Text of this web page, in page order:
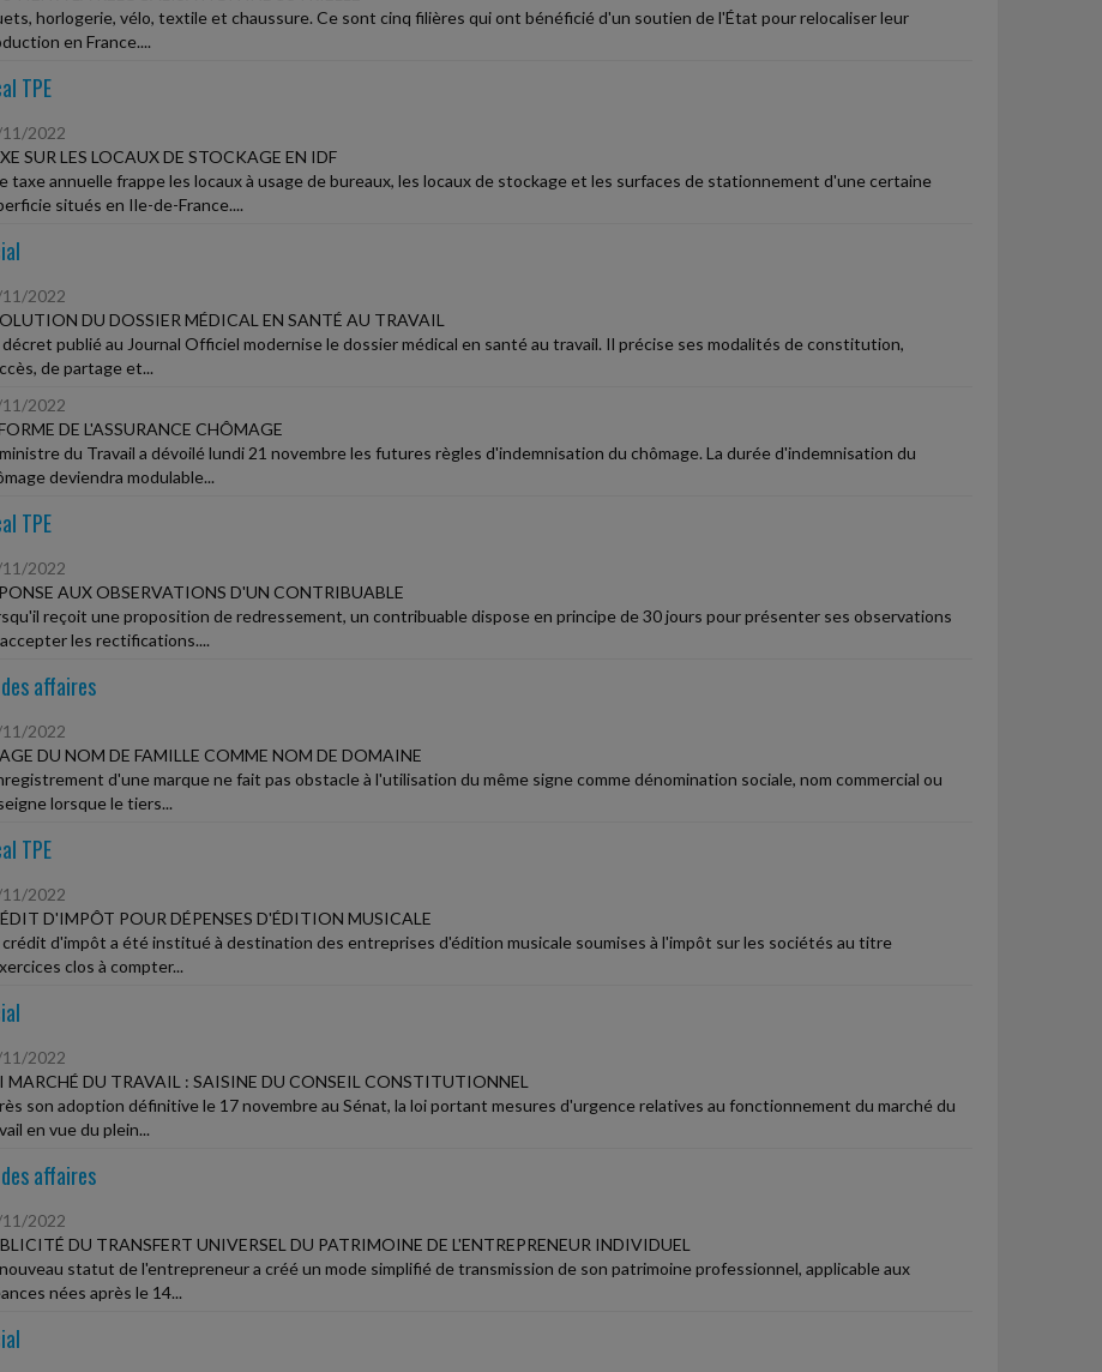
horlogerie, vélo, textile et chaussure. Ce sont cinq filières qui ont bénéficié d'un soutien de l'État pour relocaliser leur
en France....
TPE
2022
SUR LES LOCAUX DE STOCKAGE EN IDF
taxe annuelle frappe les locaux à usage de bureaux, les locaux de stockage et les surfaces de stationnement d'une certaine
situés en Ile-de-France....
2022
DU DOSSIER MÉDICAL EN SANTÉ AU TRAVAIL
publié au Journal Officiel modernise le dossier médical en santé au travail. Il précise ses modalités de constitution,
de partage et...
2022
DE L'ASSURANCE CHÔMAGE
du Travail a dévoilé lundi 21 novembre les futures règles d'indemnisation du chômage. La durée d'indemnisation du
deviendra modulable...
TPE
2022
AUX OBSERVATIONS D'UN CONTRIBUABLE
reçoit une proposition de redressement, un contribuable dispose en principe de 30 jours pour présenter ses observations
les rectifications....
affaires
2022
DU NOM DE FAMILLE COMME NOM DE DOMAINE
d'une marque ne fait pas obstacle à l'utilisation du même signe comme dénomination sociale, nom commercial ou
lorsque le tiers...
TPE
2022
D'IMPÔT POUR DÉPENSES D'ÉDITION MUSICALE
crédit d'impôt a été institué à destination des entreprises d'édition musicale soumises à l'impôt sur les sociétés au titre
clos à compter...
2022
MARCHÉ DU TRAVAIL : SAISINE DU CONSEIL CONSTITUTIONNEL
son adoption définitive le 17 novembre au Sénat, la loi portant mesures d'urgence relatives au fonctionnement du marché du
en vue du plein...
affaires
2022
DU TRANSFERT UNIVERSEL DU PATRIMOINE DE L'ENTREPRENEUR INDIVIDUEL
statut de l'entrepreneur a créé un mode simplifié de transmission de son patrimoine professionnel, applicable aux
nées après le 14...